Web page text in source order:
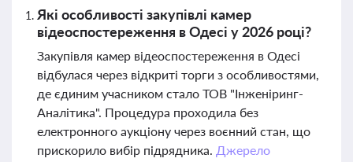
Які особливості закупівлі камер
відеоспостереження в Одесі у 2026 році?
Закупівля камер відеоспостереження в Одесі
відбулася через відкриті торги з особливостями,
де єдиним учасником стало ТОВ "Інженіринг-
Аналітика". Процедура проходила без
електронного аукціону через воєнний стан, що
прискорило вибір підрядника. Джерело